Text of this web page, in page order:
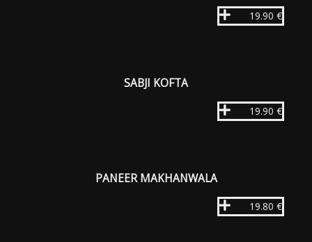
19.90 €
SABJI KOFTA
19.90 €
PANEER MAKHANWALA
19.80 €